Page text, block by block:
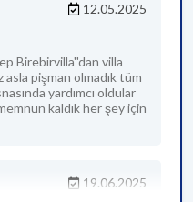
12.05.2025
Birebirvilla''dan villa
asla pişman olmadık tüm
yardımcı oldular
kaldık her şey için
19.06.2025